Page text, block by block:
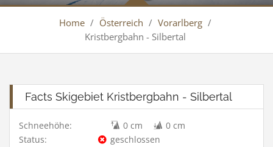
Silbertal
Home / Österreich / Vorarlberg /
Kristbergbahn - Silbertal
Facts Skigebiet Kristbergbahn - Silbertal
Schneehöhe: 0 cm
0 cm
Status:
geschlossen